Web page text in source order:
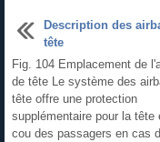
Description des
tête
Fig. 104 Emplacement de
de tête Le système des
tête offre une protection
supplémentaire pour la tête
cou des passagers en cas